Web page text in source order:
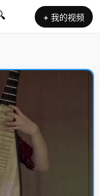
+ 我的视频